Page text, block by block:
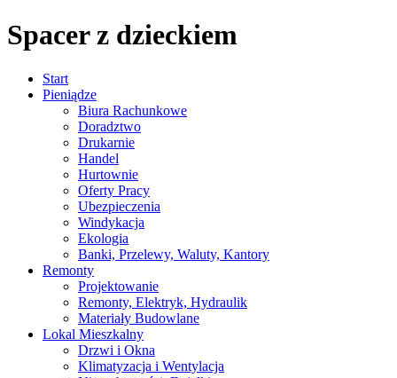
Spacer z dzieckiem
Start
Pieniądze
Biura Rachunkowe
Doradztwo
Drukarnie
Handel
Hurtownie
Oferty Pracy
Ubezpieczenia
Windykacja
Ekologia
Banki, Przelewy, Waluty, Kantory
Remonty
Projektowanie
Remonty, Elektryk, Hydraulik
Materiały Budowlane
Lokal Mieszkalny
Drzwi i Okna
Klimatyzacja i Wentylacja